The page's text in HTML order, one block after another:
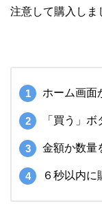
注意して購入しま
ホーム画面
「買う」
金額か数量
６秒以内に